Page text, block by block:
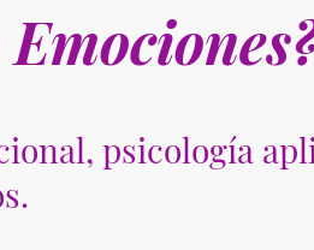
psicología